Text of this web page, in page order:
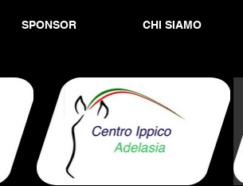
SPONSOR CHI SIAMO